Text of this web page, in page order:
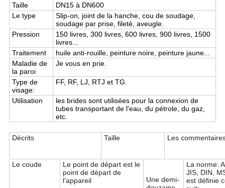
Taille
DN15 à DN600
Le type
Slip-on, joint de la hanche, cou de soudage,
soudage par prise, fileté, aveugle.
Pression
150 livres, 300 livres, 600 livres, 900 livres, 1500
livres...
Traitement
huile anti-rouille, peinture noire, peinture jaune...
Maladie de
la paroi
Je vous en prie.
Type de
visage:
FF, RF, LJ, RTJ et TG.
Utilisation
les brides sont utilisées pour la connexion de
tubes transportant de l'eau, du pétrole, du gaz,
etc.
Décrits Taille Les
Le coude
Le point de départ est le
point de départ de
l'appareil
Une demi-
La norme:
JIS, DIN,
est définie